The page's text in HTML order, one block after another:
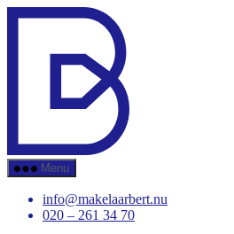
Menu
info@makelaarbert.nu
020 – 261 34 70